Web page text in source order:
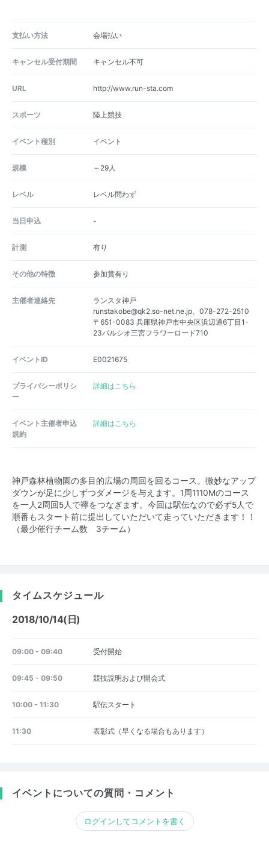
支払い方法 会場払い
キャンセル受付期間 キャンセル不可
URL http://www.run-sta.com
スポーツ 陸上競技
イベント種別 イベント
規模 ～29人
レベル レベル問わず
当日申込 -
計測 有り
その他の特徴 参加賞有り
主催者連絡先
ランスタ神戸
runstakobe@qk2.so-net.ne.jp、078-272-2510
〒651-0083 兵庫県神戸市中央区浜辺通6丁目1-
23パルシオ三宮フラワーロード710
イベントID E0021675
プライバシーポリシ
ー
詳細はこちら
イベント主催者申込
規約
詳細はこちら
神戸森林植物園の多目的広場の周回を回るコース。微妙なアップ
ダウンが足に少しずつダメージを与えます。1周1110Ⅿのコース
を一人2周回5人で襷をつなぎます。今回は駅伝なので必ず5人で
順番もスタート前に提出していただいて走っていただきます！！
（最少催行チーム数 3チーム）
タイムスケジュール
2018/10/14(日)
09:00 - 09:40 受付開始
09:45 - 09:50 競技説明および開会式
10:00 - 11:30 駅伝スタート
11:30 表彰式（早くなる場合もあります）
イベントについての質問・コメント
ログインしてコメントを書く